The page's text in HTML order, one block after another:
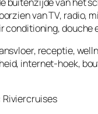
van TV, radio,
conditioning, douche
receptie,
internet-hoek,
Riviercruises